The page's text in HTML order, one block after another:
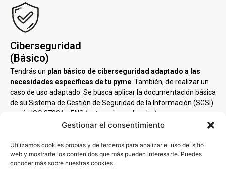
Gestionar el consentimiento
Utilizamos cookies propias y de terceros para analizar el uso del sitio
web y mostrarte los contenidos que más pueden interesarte. Puedes
conocer más sobre nuestras cookies.
Ciberseguridad
(Básico)
Tendrás un plan básico de ciberseguridad adaptado a las
necesidades específicas de tu pyme. También, de realizar un
caso de uso adaptado. Se busca aplicar la documentación básica
de su Sistema de Gestión de Seguridad de la Información (SGSI)
según ISO 27001 y ENS (categoría media-alta).